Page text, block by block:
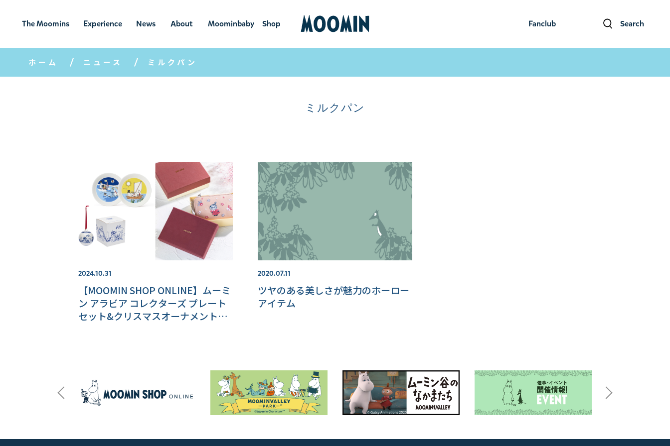
Fanclub Search
The Moomins
ムーミンの
世界
Experience
ムーミンの世
界を楽しむ
News
ニュ
ース
About
ムーミン
について
Moominbaby
ムーミンベ
Shop
ショ
ホーム ニュース ミルクパン
ミルクパン
2024.10.31
【MOOMIN SHOP ONLINE】ムーミ
ン アラビア コレクターズ プレート
セット&クリスマスオーナメントが
2020.07.11
ツヤのある美しさが魅力のホーロー
アイテム